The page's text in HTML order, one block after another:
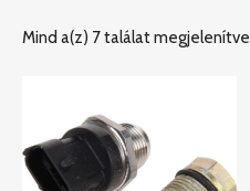
Mind a(z) 7 találat megjelenítve